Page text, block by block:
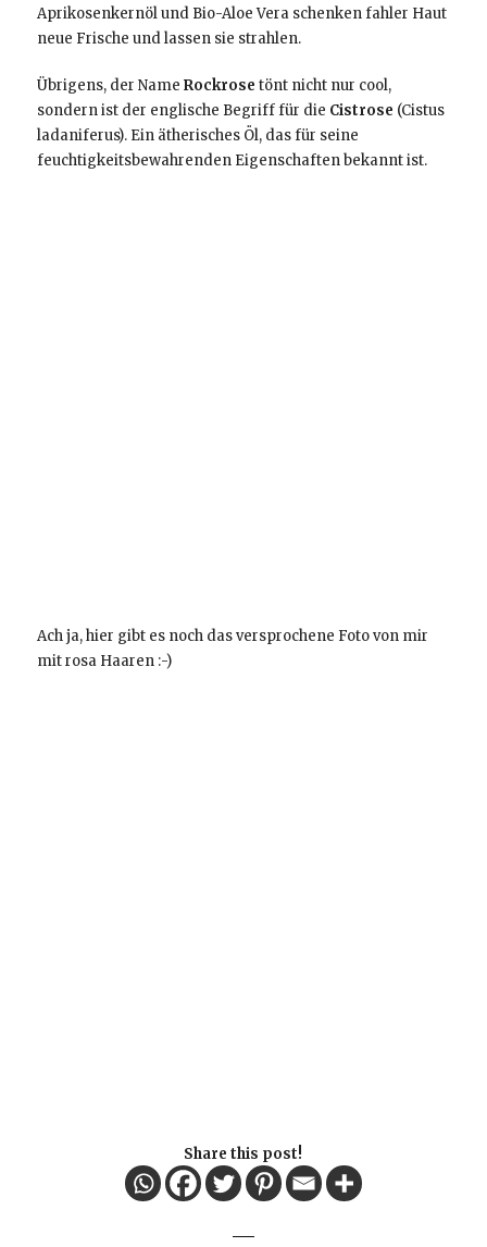
Aprikosenkernöl und Bio-Aloe Vera schenken fahler Haut
neue Frische und lassen sie strahlen.
Übrigens, der Name Rockrose tönt nicht nur cool,
sondern ist der englische Begriff für die Cistrose (Cistus
ladaniferus). Ein ätherisches Öl, das für seine
feuchtigkeitsbewahrenden Eigenschaften bekannt ist.
Ach ja, hier gibt es noch das versprochene Foto von mir
mit rosa Haaren :-)
Share this post!